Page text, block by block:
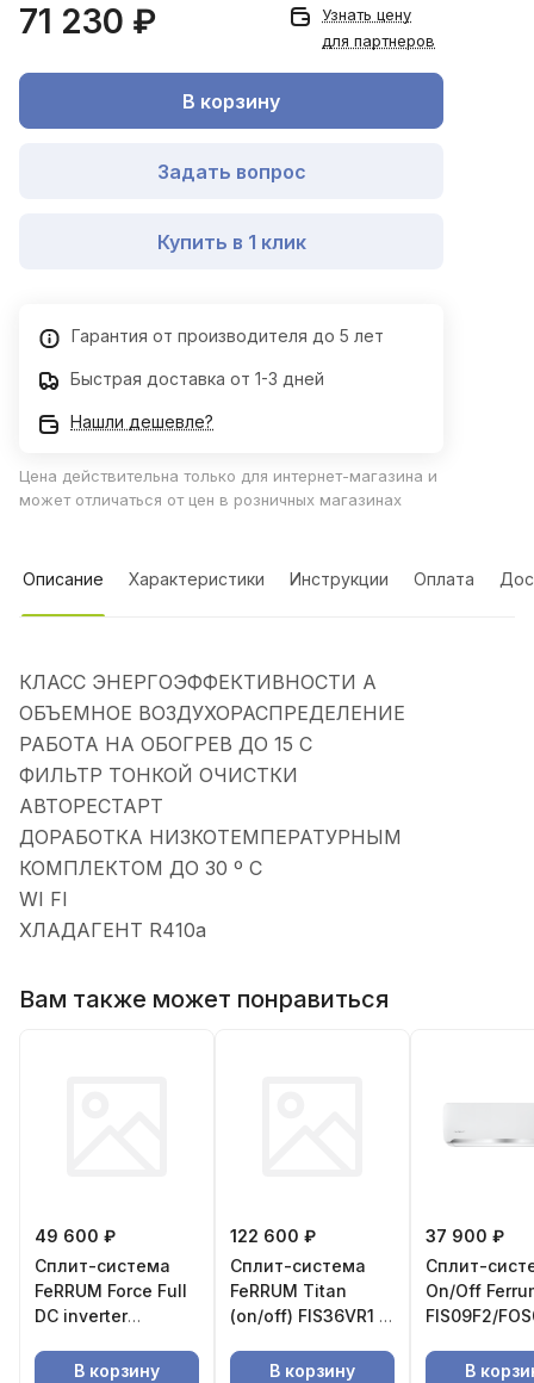
71 230 ₽
Узнать цену
для партнеров
В корзину
Задать вопрос
Купить в 1 клик
Гарантия от производителя до 5 лет
Быстрая доставка от 1-3 дней
Нашли дешевле?
Цена действительна только для интернет-магазина и
может отличаться от цен в розничных магазинах
Описание Характеристики Инструкции Оплата
КЛАСС ЭНЕРГОЭФФЕКТИВНОСТИ А
ОБЪЕМНОЕ ВОЗДУХОРАСПРЕДЕЛЕНИЕ
РАБОТА НА ОБОГРЕВ ДО 15 С
ФИЛЬТР ТОНКОЙ ОЧИСТКИ
АВТОРЕСТАРТ
ДОРАБОТКА НИЗКОТЕМПЕРАТУРНЫМ
КОМПЛЕКТОМ ДО 30 º С
WI FI
ХЛАДАГЕНТ R410a
Вам также может понравиться
49 600 ₽
Сплит-система
FeRRUM Force Full
DC inverter
В корзину
122 600 ₽
Сплит-система
FeRRUM Titan
(on/off) FIS36VR1 /
В корзину
37 900 ₽
Сплит-
On/Off
FIS09F2/
В